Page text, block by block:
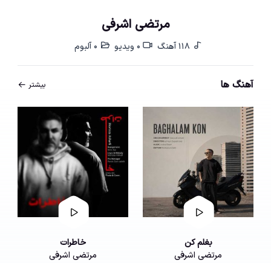
مرتضی اشرفی
118 آهنگ 0 ویدیو 0 آلبوم
آهنگ ها بیشتر
بغلم کن
مرتضی اشرفی
خاطرات
مرتضی اشرفی